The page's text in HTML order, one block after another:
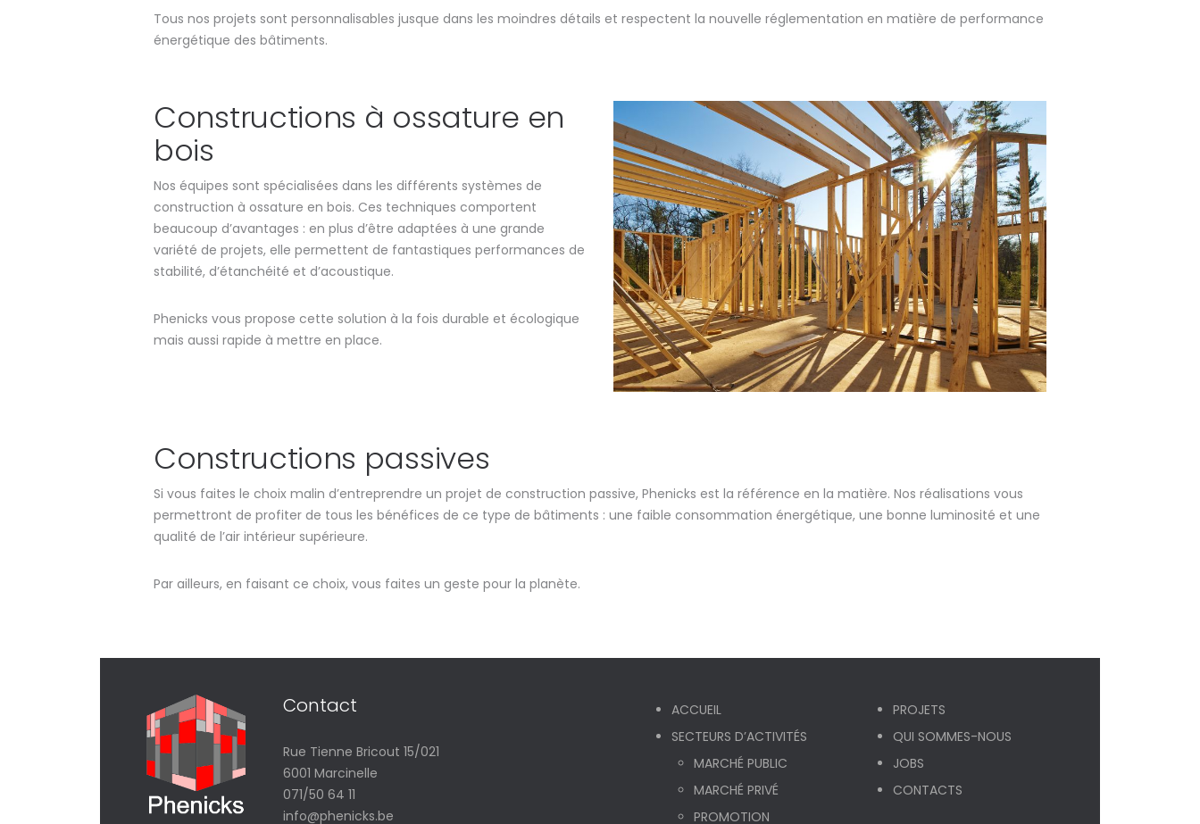
Tous nos projets sont personnalisables jusque dans les moindres détails et respectent la nouvelle réglementation en matière de performance
énergétique des bâtiments.
Constructions à ossature en
bois
Nos équipes sont spécialisées dans les différents systèmes de
construction à ossature en bois. Ces techniques comportent
beaucoup d’avantages : en plus d’être adaptées à une grande
variété de projets, elle permettent de fantastiques performances de
stabilité, d’étanchéité et d’acoustique.
Phenicks vous propose cette solution à la fois durable et écologique
mais aussi rapide à mettre en place.
Constructions passives
Si vous faites le choix malin d’entreprendre un projet de construction passive, Phenicks est la référence en la matière. Nos réalisations vous
permettront de profiter de tous les bénéfices de ce type de bâtiments : une faible consommation énergétique, une bonne luminosité et une
qualité de l’air intérieur supérieure.
Par ailleurs, en faisant ce choix, vous faites un geste pour la planète.
Contact
Rue Tienne Bricout 15/021
6001 Marcinelle
071/50 64 11
info@phenicks.be
ACCUEIL
SECTEURS D’ACTIVITÉS
MARCHÉ PUBLIC
MARCHÉ PRIVÉ
PROMOTION
PROJETS
QUI SOMMES-NOUS
JOBS
CONTACTS